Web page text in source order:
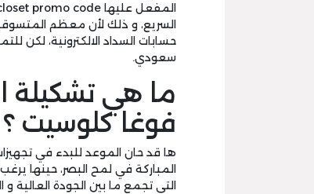
السريع، و ذلك لأن معظم
سعودي.
ما هي تشكيلة
فوغا كلوسيت ؟
ها قد حان الموعد للبدء في
المباركة في لمح البصر، حينها
التي تجمع ما بين الجودة العالية